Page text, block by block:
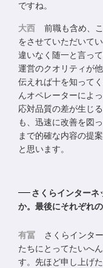
ですね。
大西
前職も含め、
をさせていただいて
違いなく随一と言っ
運営のクオリティが
伝えれば十を知って
んオペレーターによ
応対品質の差が生じ
も、迅速に改善を図
まで的確な内容の提
と思います。
さくらインターネ
か。最後にそれぞれ
有冨
さくらインタ
たちにとってたいへ
す。先ほど申し上げ